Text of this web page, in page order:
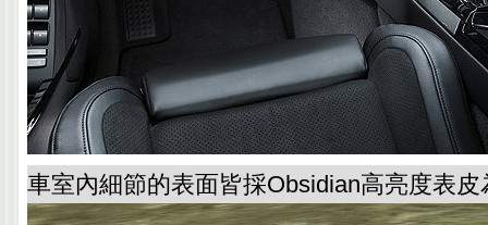
車室內細節的表面皆採Obsidian高亮度表皮